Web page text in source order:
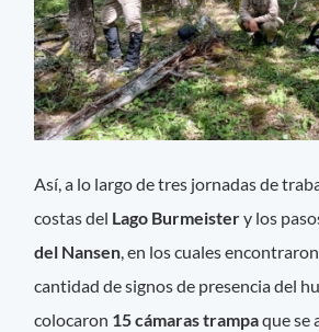
Así, a lo largo de tres jornadas de
costas del Lago Burmeistery los
del Nansen, en los cuales
cantidad de signos de presencia del
colocaron 15 cámaras trampaque se